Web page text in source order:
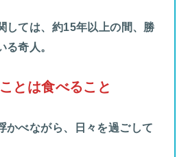
しては、約15年以上の間、勝
奇人。
とは食べること
かべながら、日々を過ごして